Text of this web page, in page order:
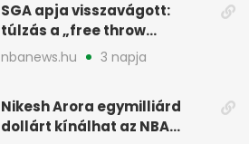
SGA apja visszavágott:
túlzás a „free throw
merchant” címke?
nbanews.hu 3 napja
Nikesh Arora egymilliárd
dollárt kínálhat az NBA